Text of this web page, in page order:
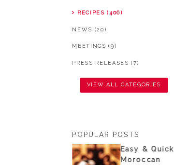
RECIPES (406)
NEWS (20)
MEETINGS (9)
PRESS RELEASES (7)
VIEW ALL CATEGORIES
POPULAR POSTS
Easy & Quick
Moroccan